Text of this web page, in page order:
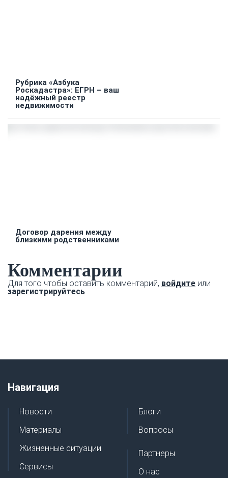
Рубрика «Азбука
Роскадастра»: ЕГРН – ваш
надёжный реестр
недвижимости
Договор дарения между
близкими родственниками
Комментарии
Для того чтобы оставить комментарий, войдите или
зарегистрируйтесь
Навигация
Новости
Материалы
Жизненные ситуации
Сервисы
Блоги
Вопросы
Партнеры
О нас